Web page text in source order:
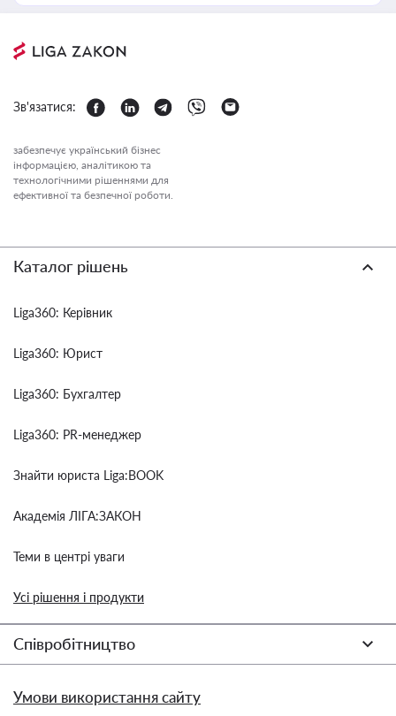
Зв'язатися:
забезпечує український бізнес
інформацією, аналітикою та
технологічними рішеннями для
ефективної та безпечної роботи.
Каталог рішень
Liga360: Керівник
Liga360: Юрист
Liga360: Бухгалтер
Liga360: PR-менеджер
Знайти юриста Liga:BOOK
Академія ЛІГА:ЗАКОН
Теми в центрі уваги
Усі рішення і продукти
Співробітництво
Умови використання сайту